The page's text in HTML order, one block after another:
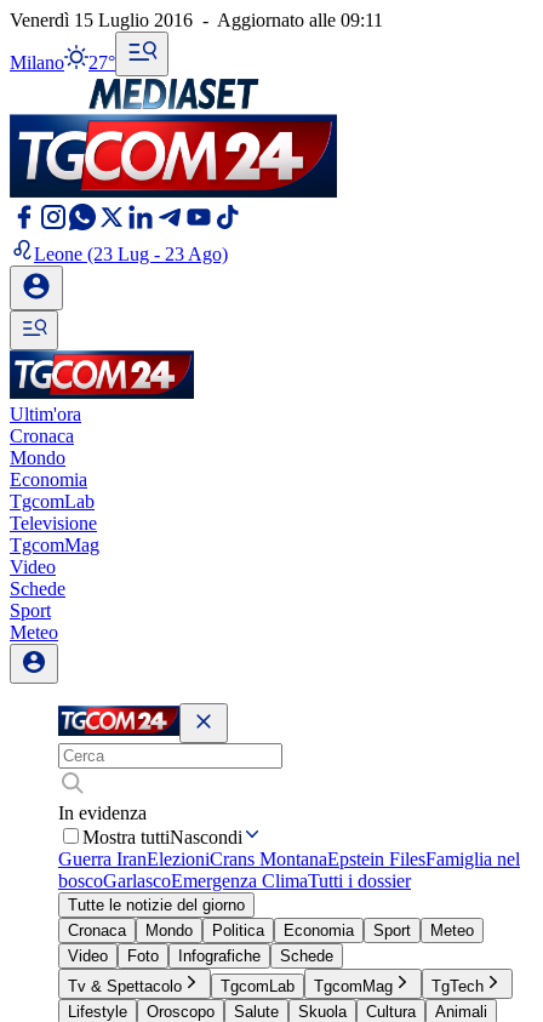
Venerdì 15 Luglio 2016 - Aggiornato alle 09:11
Milano 27°
Leone (23 Lug - 23 Ago)
Ultim'ora
Cronaca
Mondo
Economia
TgcomLab
Televisione
TgcomMag
Video
Schede
Sport
Meteo
In evidenza
Mostra tuttiNascondi
Guerra IranElezioniCrans MontanaEpstein FilesFamiglia nel
boscoGarlascoEmergenza ClimaTutti i dossier
Tutte le notizie del giorno
Cronaca
Mondo Politica Economia Sport
Meteo
Video
Foto Infografiche
Schede
Tv & Spettacolo
TgcomLab TgcomMag
TgTech
Lifestyle
Oroscopo Salute Skuola Cultura
Animali